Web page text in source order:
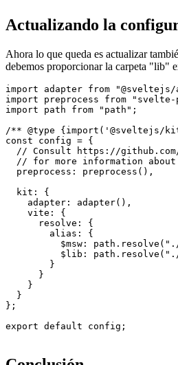
Actualizando la
debemos proporcionar la carpeta "lib"
import adapter from "@sveltejs/
import preprocess from "svelte-
import path from "path";
/** @type
const config = {
// Consult https://
// for more information about
  preprocess: preprocess(),
  kit: {
    adapter: adapter(),
    vite: {
      resolve: {
        alias: {
$msw:
$lib:
        }
      }
    }
  }